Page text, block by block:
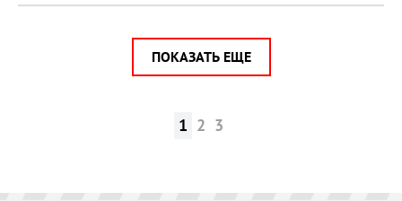
ПОКАЗАТЬ ЕЩЕ
1 2 3